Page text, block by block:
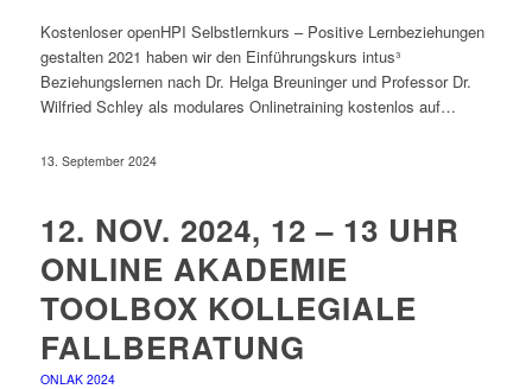
Kostenloser openHPI Selbstlernkurs – Positive Lernbeziehungen
gestalten 2021 haben wir den Einführungskurs intus³
Beziehungslernen nach Dr. Helga Breuninger und Professor Dr.
Wilfried Schley als modulares Onlinetraining kostenlos auf…
13. September 2024
12. NOV. 2024, 12 – 13 UHR
ONLINE AKADEMIE
TOOLBOX KOLLEGIALE
FALLBERATUNG
ONLAK 2024